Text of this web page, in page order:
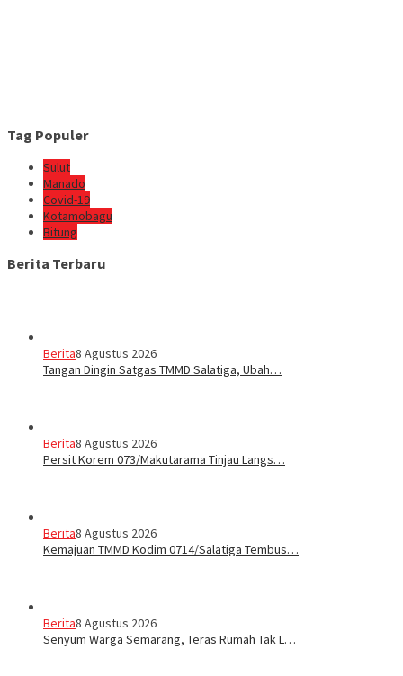
Tag Populer
Sulut
Manado
Covid-19
Kotamobagu
Bitung
Berita Terbaru
Berita8 Agustus 2026
Tangan Dingin Satgas TMMD Salatiga, Ubah…
Berita8 Agustus 2026
Persit Korem 073/Makutarama Tinjau Langs…
Berita8 Agustus 2026
Kemajuan TMMD Kodim 0714/Salatiga Tembus…
Berita8 Agustus 2026
Senyum Warga Semarang, Teras Rumah Tak L…